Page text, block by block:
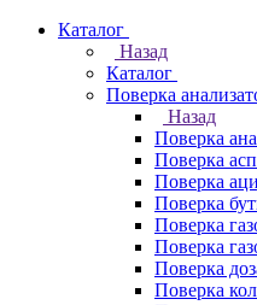
Каталог
Назад
Каталог
Поверка
Назад
Поверка
Поверка
Поверка
Поверка
Поверка
Поверка
Поверка
Поверка